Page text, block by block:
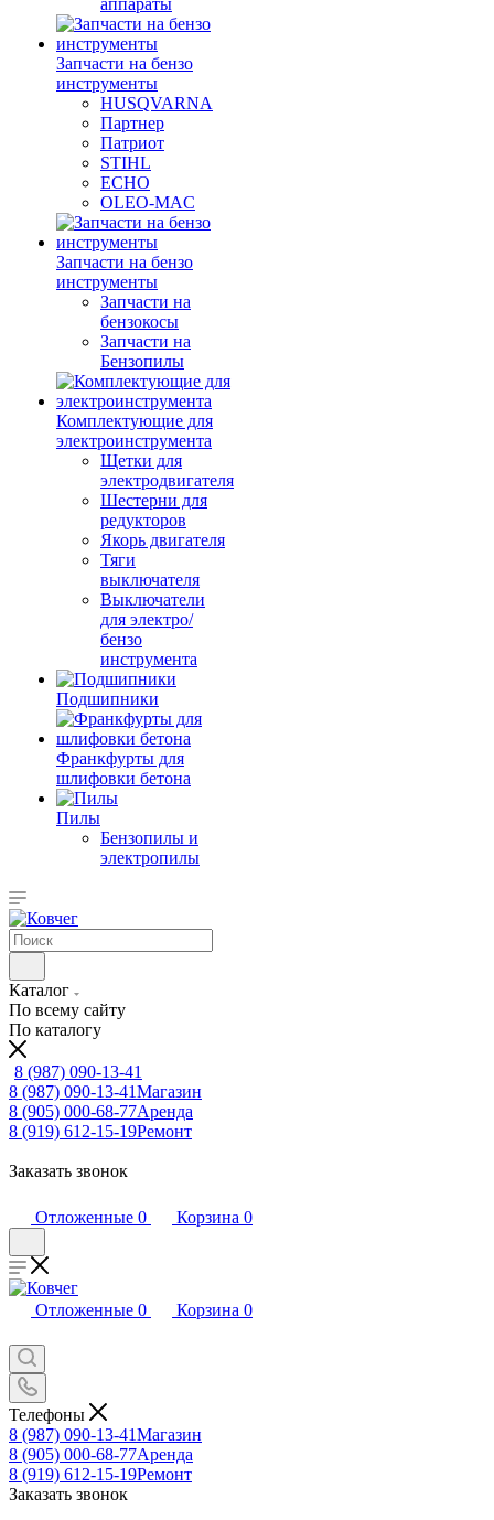
аппараты
Запчасти на бензо
инструменты
HUSQVARNA
Партнер
Патриот
STIHL
ECHO
OLEO-MAC
Запчасти на бензо
инструменты
Запчасти на
бензокосы
Запчасти на
Бензопилы
Комплектующие для
электроинструмента
Щетки для
электродвигателя
Шестерни для
редукторов
Якорь двигателя
Тяги
выключателя
Выключатели
для электро/
бензо
инструмента
Подшипники
Франкфурты для
шлифовки бетона
Пилы
Бензопилы и
электропилы
Каталог
По всему сайту
По каталогу
8 (987) 090-13-41
8 (987) 090-13-41Магазин
8 (905) 000-68-77Аренда
8 (919) 612-15-19Ремонт
Заказать звонок
Отложенные 0 Корзина 0
Отложенные 0 Корзина 0
Телефоны
8 (987) 090-13-41Магазин
8 (905) 000-68-77Аренда
8 (919) 612-15-19Ремонт
Заказать звонок